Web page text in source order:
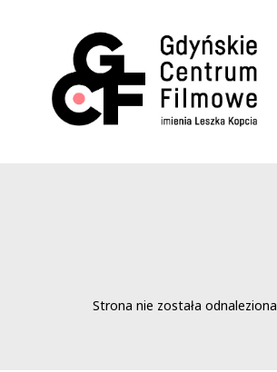
Strona nie została odnaleziona